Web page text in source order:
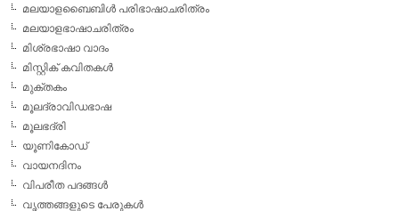
മലയാളബൈബിള്‍ പരിഭാഷാചരിത്രം
മലയാളഭാഷാചരിത്രം
മിശ്രഭാഷാ വാദം
മിസ്റ്റിക് കവിതകള്‍
മുക്തകം
മൂലദ്രാവിഡഭാഷ
മൂലഭദ്രി
യൂണികോഡ്
വായനദിനം
വിപരീത പദങ്ങള്‍
വൃത്തങ്ങളുടെ പേരുകള്‍